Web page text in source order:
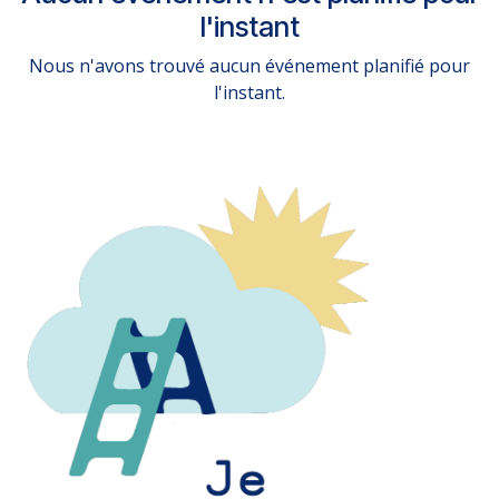
l'instant
Nous n'avons trouvé aucun événement planifié pour
l'instant.